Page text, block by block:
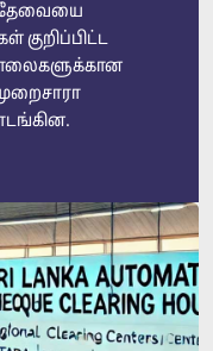
தேவையை
குறிப்பிட்ட